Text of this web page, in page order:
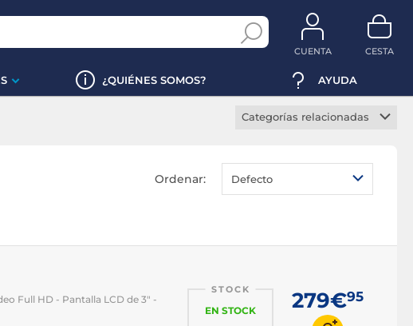
CUENTA CESTA
¿QUIÉNES SOMOS? AYUDA
Categorías relacionadas
Cámara estanca
Cámara bluetooth
Cámara táctil
Cámara inclinable
Ordenar: Defecto
Full HD - Pantalla LCD de 3" -
STOCK
EN STOCK 279€95